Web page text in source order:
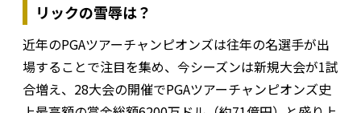
リックの雪辱は？
近年のPGAツアーチャンピオンズは往年の名選手が出
場することで注目を集め、今シーズンは新規大会が1試
合増え、28大会の開催でPGAツアーチャンピオンズ史